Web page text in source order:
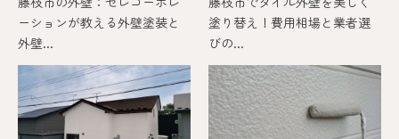
ーションが教える外壁塗装と
外壁...
塗り替え！費用相場と業者選
びの...